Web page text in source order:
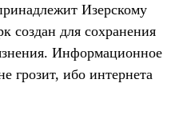
Изерскому
создан для сохранения
Информационное
грозит, ибо интернета